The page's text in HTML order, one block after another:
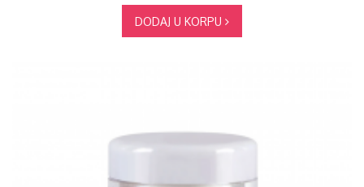
DODAJ U KORPU